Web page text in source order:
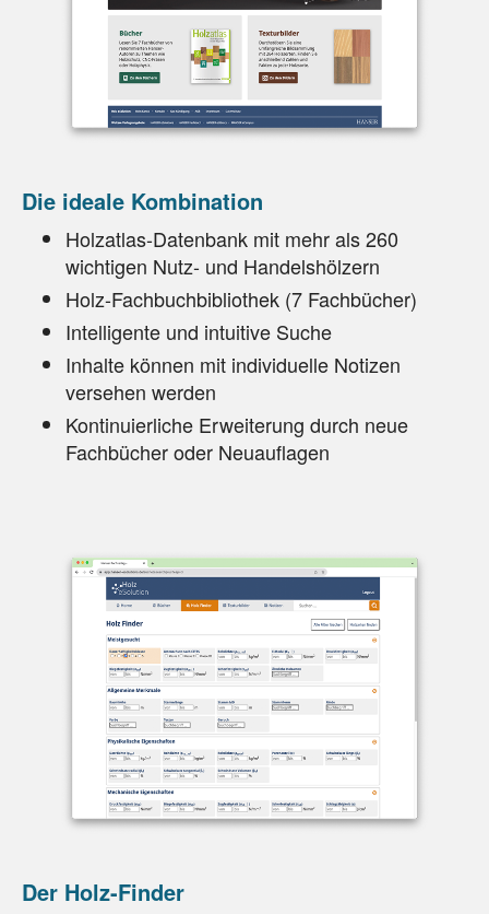
Die ideale Kombination
Holzatlas-Datenbank mit mehr als 260
wichtigen Nutz- und Handelshölzern
Holz-Fachbuchbibliothek (7 Fachbücher)
Intelligente und intuitive Suche
Inhalte können mit individuelle Notizen
versehen werden
Kontinuierliche Erweiterung durch neue
Fachbücher oder Neuauflagen
Der Holz-Finder